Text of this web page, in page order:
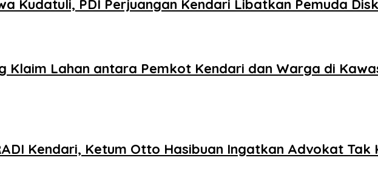
Kudatuli, PDI Perjuangan Kendari Libatkan Pemuda
Klaim Lahan antara Pemkot Kendari dan Warga di
Kendari, Ketum Otto Hasibuan Ingatkan Advokat Tak